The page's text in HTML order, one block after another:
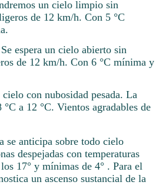
un cielo limpio sin
de 12 km/h. Con 5 °C
espera un cielo abierto sin
de 12 km/h. Con 6 °C mínima y
con nubosidad pesada. La
°C a 12 °C. Vientos agradables de
se anticipa sobre todo cielo
despejadas con temperaturas
17° y mínimas de 4° . Para el
un ascenso sustancial de la